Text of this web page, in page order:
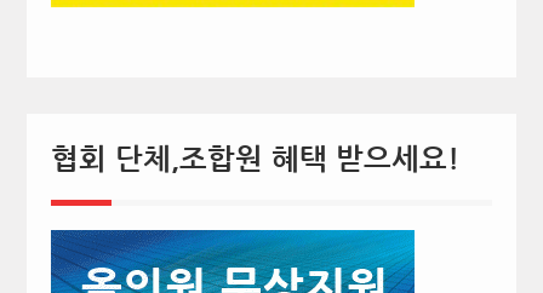
협회 단체,조합원 혜택 받으세요!